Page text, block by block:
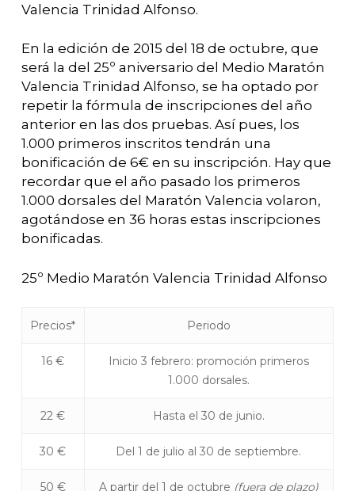
Valencia Trinidad Alfonso.
En la edición de 2015 del 18 de octubre, que
será la del 25º aniversario del Medio Maratón
Valencia Trinidad Alfonso, se ha optado por
repetir la fórmula de inscripciones del año
anterior en las dos pruebas. Así pues, los
1.000 primeros inscritos tendrán una
bonificación de 6€ en su inscripción. Hay que
recordar que el año pasado los primeros
1.000 dorsales del Maratón Valencia volaron,
agotándose en 36 horas estas inscripciones
bonificadas.
25º Medio Maratón Valencia Trinidad Alfonso
Precios* Periodo
16 €
Inicio 3 febrero: promoción primeros
1.000 dorsales.
22 € Hasta el 30 de junio.
30 € Del 1 de julio al 30 de septiembre.
50 € A partir del 1 de octubre (fuera de plazo)